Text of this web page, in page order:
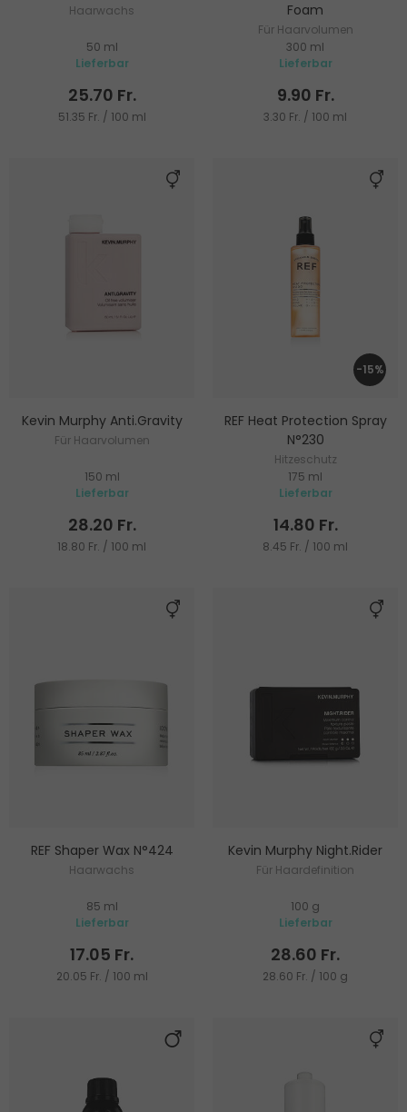
Haarwachs
50 ml
Lieferbar
25.70 Fr.
51.35 Fr. / 100 ml
Foam
Für Haarvolumen
300 ml
Lieferbar
9.90 Fr.
3.30 Fr. / 100 ml
Kevin Murphy Anti.Gravity
Für Haarvolumen
150 ml
Lieferbar
28.20 Fr.
18.80 Fr. / 100 ml
-15%
REF Heat Protection Spray
N°230
Hitzeschutz
175 ml
Lieferbar
14.80 Fr.
8.45 Fr. / 100 ml
REF Shaper Wax N°424
Haarwachs
85 ml
Lieferbar
17.05 Fr.
20.05 Fr. / 100 ml
Kevin Murphy Night.Rider
Für Haardefinition
100 g
Lieferbar
28.60 Fr.
28.60 Fr. / 100 g